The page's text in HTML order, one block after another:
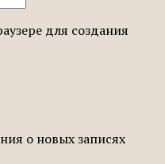
для создания
о новых записях